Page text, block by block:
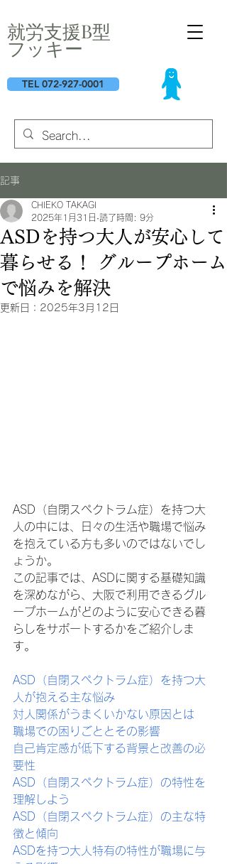
​就労支援B型
フッキー
TEL 072-927-0001
記事
ASDを持つ大人が安心して
暮らせる！ グループホーム
で悩みを解決
CHIEKO TAKAGI
2025年1月31日 読了時間: 9分
更新日： 2025年3月12日
ASD（自閉スペクトラム症）を持つ大
人の中には、日々の生活や職場で悩み
を抱えている方も多いのではないでし
ょうか。
この記事では、ASDに関する基礎知識
を深めながら、大阪で利用できるグル
ープホームがどのように安心できる暮
らしをサポートするかをご紹介しま
す。
ASD（自閉スペクトラム症）を持つ大
人が抱える主な悩み
対人関係がうまくいかない原因とは
職場での困りごととその影響
自己肯定感が低下する背景と改善の必
要性
ASD（自閉スペクトラム症）の特性を
理解しよう
ASD（自閉スペクトラム症）の主な特
徴と傾向
ASDを持つ大人特有の特性が職場に与